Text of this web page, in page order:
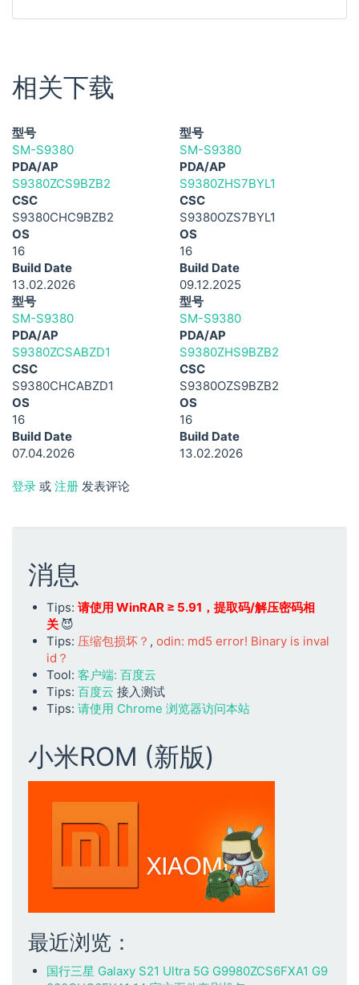
相关下载
型号
SM-S9380
PDA/AP
S9380ZCS9BZB2
CSC
S9380CHC9BZB2
OS
16
Build Date
13.02.2026
型号
SM-S9380
PDA/AP
S9380ZHS7BYL1
CSC
S9380OZS7BYL1
OS
16
Build Date
09.12.2025
型号
SM-S9380
PDA/AP
S9380ZCSABZD1
CSC
S9380CHCABZD1
OS
16
Build Date
07.04.2026
型号
SM-S9380
PDA/AP
S9380ZHS9BZB2
CSC
S9380OZS9BZB2
OS
16
Build Date
13.02.2026
登录 或 注册 发表评论
消息
Tips: 请使用 WinRAR ≥ 5.91，提取码/解压密码相
关 😈
Tips: 压缩包损坏？ , odin: md5 error! Binary is inval
id？
Tool: 客户端: 百度云
Tips: 百度云 接入测试
Tips: 请使用 Chrome 浏览器访问本站
小米ROM (新版)
最近浏览：
国行三星 Galaxy S21 Ultra 5G G9980ZCS6FXA1 G9